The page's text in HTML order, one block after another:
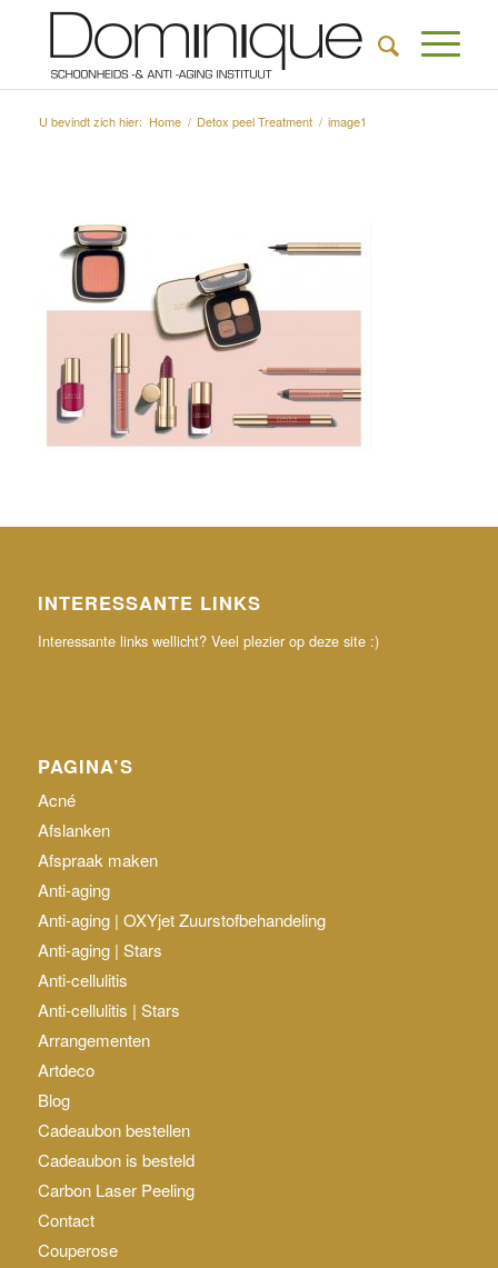
U bevindt zich hier: Home / Detox peel Treatment / image1
INTERESSANTE LINKS
Interessante links wellicht? Veel plezier op deze site :)
PAGINA’S
Acné
Afslanken
Afspraak maken
Anti-aging
Anti-aging | OXYjet Zuurstofbehandeling
Anti-aging | Stars
Anti-cellulitis
Anti-cellulitis | Stars
Arrangementen
Artdeco
Blog
Cadeaubon bestellen
Cadeaubon is besteld
Carbon Laser Peeling
Contact
Couperose